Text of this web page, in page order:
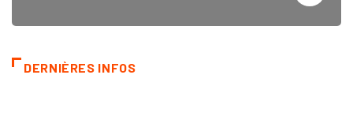
DERNIÈRES INFOS